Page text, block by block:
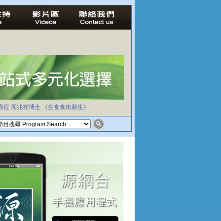
症 周兆祥博士 《生食食出新生》